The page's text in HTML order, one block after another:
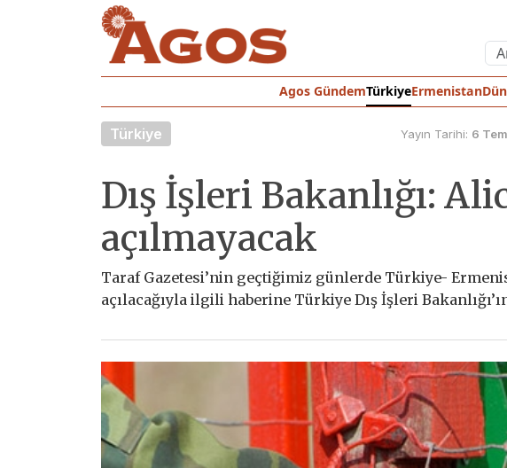
Agos GündemTürkiyeErmenistan
Türkiye Yayın Tarihi: 6
Dış İşleri Bakanlığı:
açılmayacak
Taraf Gazetesi’nin geçtiğimiz günlerde Türkiye-
açılacağıyla ilgili haberine Türkiye Dış İşleri